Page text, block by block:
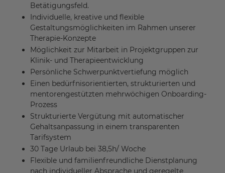
Betätigungsfeld.
Individuelle, kreative und flexible
Gestaltungsmöglichkeiten im Rahmen unserer
Therapie-Konzepte
Möglichkeit zur Mitarbeit in Projektgruppen zur
Klinik- und Therapieentwicklung
Persönliche Schwerpunktvertiefung möglich
Einen bedürfnisorientierten, strukturierten und
mentorengestützten mehrwöchigen Onboarding-
Prozess
Strukturierte Vergütung mit automatischer
Gehaltsanpassung in einem transparenten
Tarifsystem
30 Tage Urlaub bei 38,5h/ Woche
Flexible und familienfreundliche Dienstplanung
nach individueller Absprache und geregelte